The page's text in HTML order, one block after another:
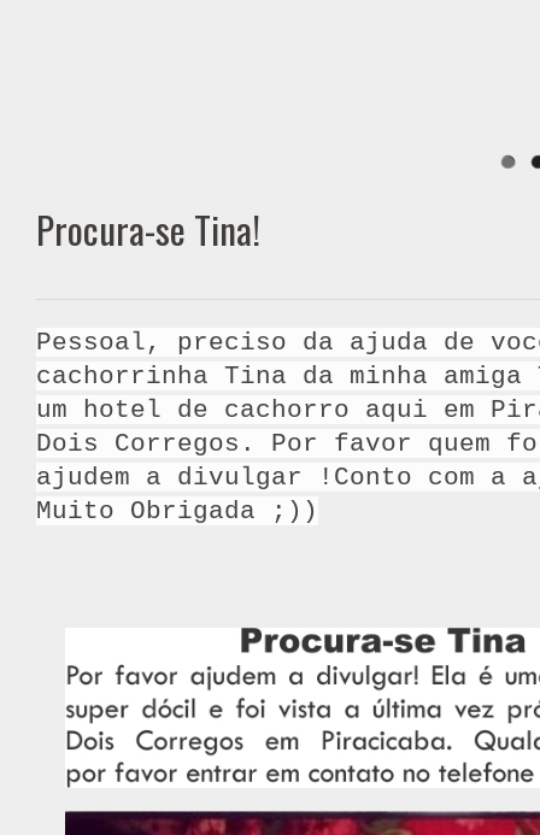
Procura-se Tina!
Pessoal, preciso da ajuda de
cachorrinha Tina da minha amiga
um hotel de cachorro aqui em
Dois Corregos. Por favor quem
ajudem a divulgar !Conto com a
Muito Obrigada ;))